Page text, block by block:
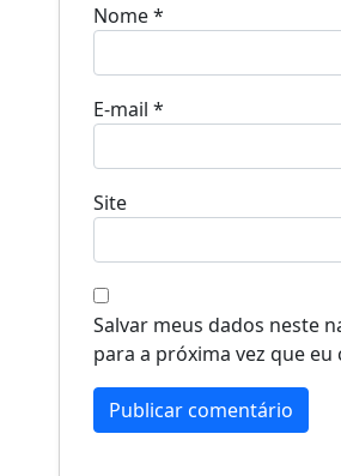
Nome*
E-mail*
Site
Salvar meus dados neste
para a próxima vez que eu